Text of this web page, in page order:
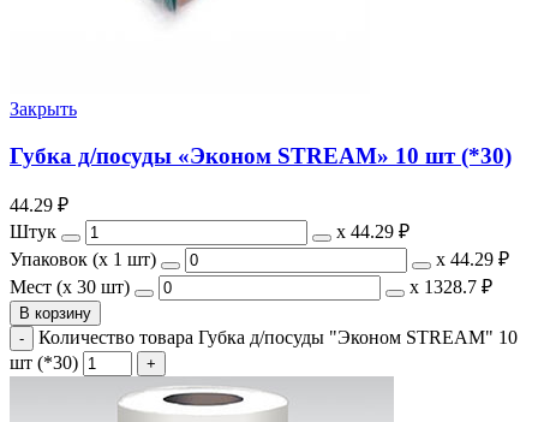
Закрыть
Губка д/посуды «Эконом STREAM» 10 шт (*30)
44.29 ₽
Штук
х 44.29 ₽
Упаковок (x 1 шт)
х 44.29 ₽
Мест (x 30 шт)
х 1328.7 ₽
В корзину
Количество товара Губка д/посуды "Эконом STREAM" 10
шт (*30)